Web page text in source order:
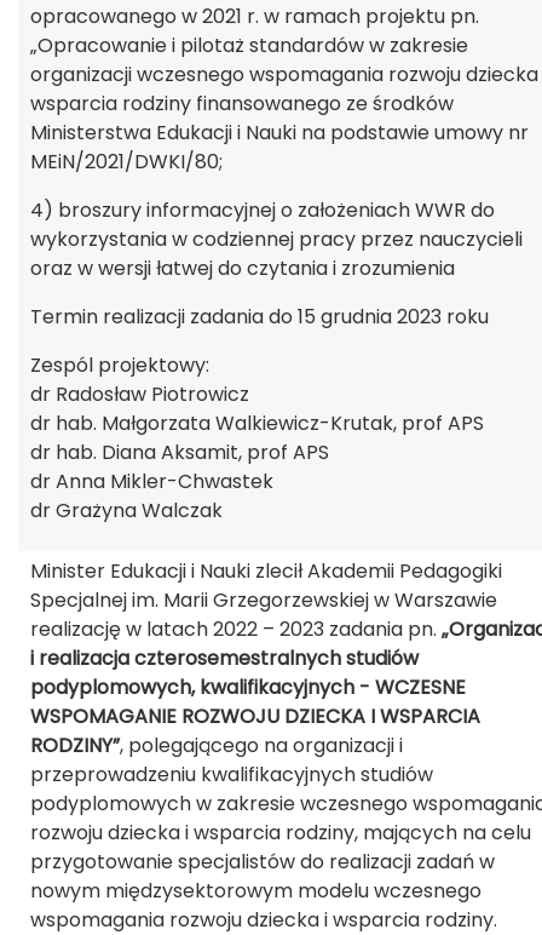
opracowanego w 2021 r. w ramach projektu pn.
„Opracowanie i pilotaż standardów w zakresie
organizacji wczesnego wspomagania rozwoju dziecka
wsparcia rodziny finansowanego ze środków
Ministerstwa Edukacji i Nauki na podstawie umowy nr
MEiN/2021/DWKI/80;
4) broszury informacyjnej o założeniach WWR do
wykorzystania w codziennej pracy przez nauczycieli
oraz w wersji łatwej do czytania i zrozumienia
Termin realizacji zadania do 15 grudnia 2023 roku
Zespól projektowy:
dr Radosław Piotrowicz
dr hab. Małgorzata Walkiewicz-Krutak, prof APS
dr hab. Diana Aksamit, prof APS
dr Anna Mikler-Chwastek
dr Grażyna Walczak
Minister Edukacji i Nauki zlecił Akademii Pedagogiki
Specjalnej im. Marii Grzegorzewskiej w Warszawie
realizację w latach 2022 – 2023 zadania pn.
i realizacja czterosemestralnych studiów
podyplomowych, kwalifikacyjnych - WCZESNE
WSPOMAGANIE ROZWOJU DZIECKA I WSPARCIA
RODZINY”, polegającego na organizacji i
przeprowadzeniu kwalifikacyjnych studiów
podyplomowych w zakresie wczesnego
rozwoju dziecka i wsparcia rodziny, mających na celu
przygotowanie specjalistów do realizacji zadań w
nowym międzysektorowym modelu wczesnego
wspomagania rozwoju dziecka i wsparcia rodziny.